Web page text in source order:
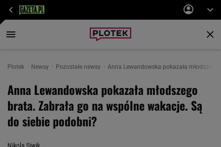
Plotek Newsy Pozostałe newsy Anna Lewandowska pokazała
Anna Lewandowska pokazała młodszego
brata. Zabrała go na wspólne wakacje. Są
do siebie podobni?